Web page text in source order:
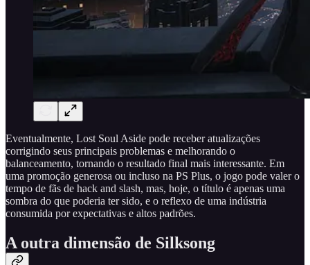
Eventualmente, Lost Soul Aside pode receber atualizações
corrigindo seus principais problemas e melhorando o
balanceamento, tornando o resultado final mais interessante. Em
uma promoção generosa ou incluso na PS Plus, o jogo pode valer o
tempo de fãs de hack and slash, mas, hoje, o título é apenas uma
sombra do que poderia ter sido, e o reflexo de uma indústria
consumida por expectativas e altos padrões.
A outra dimensão de Silksong